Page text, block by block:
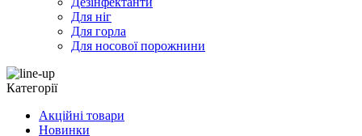
Для ніг
Для горла
Для носової порожнини
Категорії
Акційні товари
Новинки